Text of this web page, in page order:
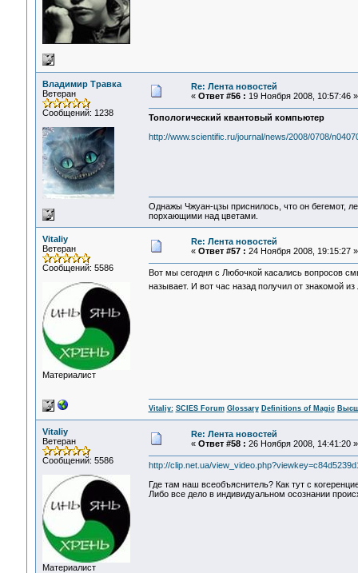
Владимир Травка
Ветеран
Сообщений: 1238
Re: Лента новостей
« Ответ #56 : 19 Ноября 2008, 10:57:46 »
Топологический квантовый компьютер
http://www.scientific.ru/journal/news/2008/0708/
Однажы Чжуан-цзы приснилось, что он бегемот,
порхающими над цветами.
Vitaliy
Ветеран
Сообщений: 5586
Материалист
Re: Лента новостей
« Ответ #57 : 24 Ноября 2008, 19:15:27 »
Вот мы сегодня с Любочкой касались вопросов
называет. И вот час назад получил от знакомой
Vitaliy: SCIES Forum Glossary Definitions of Magic
Vitaliy
Ветеран
Сообщений: 5586
Материалист
Re: Лента новостей
« Ответ #58 : 26 Ноября 2008, 14:41:20 »
http://clip.net.ua/
Где там наш всеобъяснитель? Как тут с
Либо все дело в индивидуальном осознании